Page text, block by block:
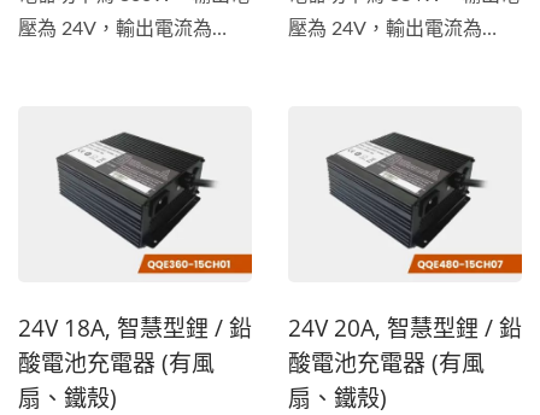
壓為 24V，輸出電流為
電動摩托車、堆高機、電動
清潔車等類型等的電池充電
器。除了獲得...
壓為 24V，輸出電流為
電動摩托車、堆高機、電動
清潔車等類型等的電池充電
器。除了獲得...
24V 18A, 智慧型鋰 / 鉛
酸電池充電器 (有風
扇、鐵殼)
24V 20A, 智慧型鋰 / 鉛
酸電池充電器 (有風
扇、鐵殼)